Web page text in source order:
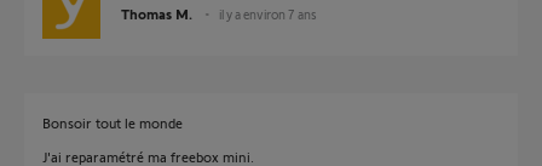
Thomas M. il y a environ 7 ans
Bonsoir tout le monde
J'ai reparamétré ma freebox mini.